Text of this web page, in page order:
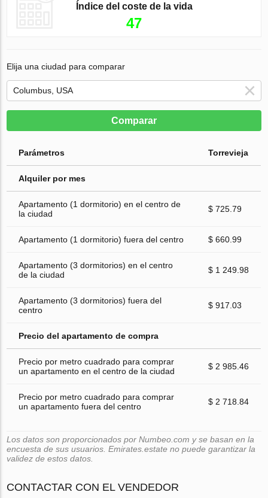
Índice del coste de la vida
47
Elija una ciudad para comparar
Comparar
Parámetros Torrevieja
Alquiler por mes
Apartamento (1 dormitorio) en el centro de
la ciudad
$ 725.79
Apartamento (1 dormitorio) fuera del centro $ 660.99
Apartamento (3 dormitorios) en el centro
de la ciudad
$ 1 249.98
Apartamento (3 dormitorios) fuera del
centro
$ 917.03
Precio del apartamento de compra
Precio por metro cuadrado para comprar
un apartamento en el centro de la ciudad
$ 2 985.46
Precio por metro cuadrado para comprar
un apartamento fuera del centro
$ 2 718.84
Los datos son proporcionados por Numbeo.com y se basan en la
encuesta de sus usuarios. Emirates.estate no puede garantizar la
validez de estos datos.
CONTACTAR CON EL VENDEDOR